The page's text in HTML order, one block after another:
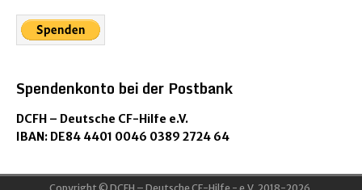
Spendenkonto bei der Postbank
DCFH – Deutsche CF-Hilfe e.V.
IBAN: DE84 4401 0046 0389 2724 64